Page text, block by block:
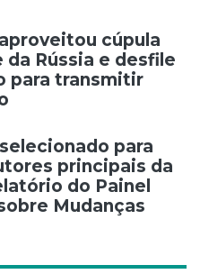
Post
cúpula
da Rússia e desfile
para transmitir
para
principais da
do Painel
Mudanças